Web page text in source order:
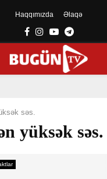
Haqqımızda Əlaqə
Facebook
Instagram
YoutubeTelegram
səs.
yüksək səs.